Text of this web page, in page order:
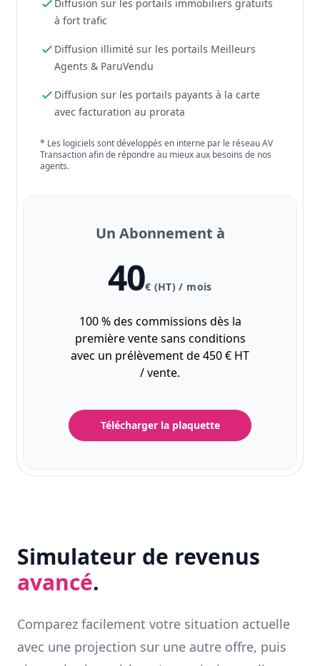
Diffusion sur les portails immobiliers gratuits
à fort trafic
Diffusion illimité sur les portails Meilleurs
Agents & ParuVendu
Diffusion sur les portails payants à la carte
avec facturation au prorata
* Les logiciels sont développés en interne par le réseau AV
Transaction afin de répondre au mieux aux besoins de nos
agents.
Un Abonnement à
40€ (HT) / mois
100 % des commissions dès la
première vente sans conditions
avec un prélèvement de 450 € HT
/ vente.
Télécharger la plaquette
Simulateur de revenus
avancé.
Comparez facilement votre situation actuelle
avec une projection sur une autre offre, puis